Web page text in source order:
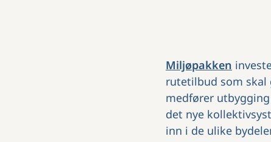
Miljøpakken
rutetilbud som skal
medfører
det nye
inn i de ulike